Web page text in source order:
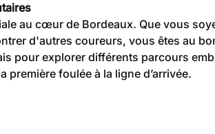
au cœur de Bordeaux. Que vous
d'autres coureurs, vous êtes au
pour explorer différents parcours
foulée à la ligne d’arrivée.